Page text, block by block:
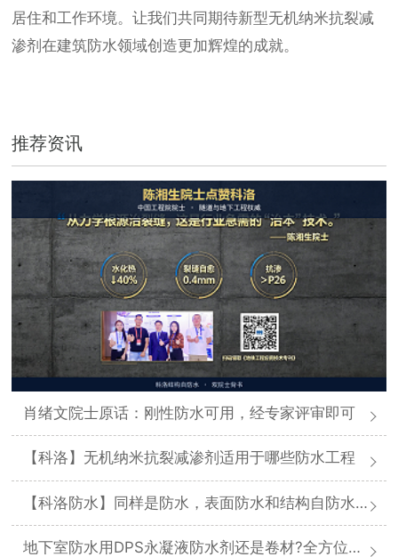
居住和工作环境。让我们共同期待新型无机纳米抗裂减
渗剂在建筑防水领域创造更加辉煌的成就。
推荐资讯
肖绪文院士原话：刚性防水可用，经专家评审即可
【科洛】无机纳米抗裂减渗剂适用于哪些防水工程
【科洛防水】同样是防水，表面防水和结构自防水差在哪
地下室防水用DPS永凝液防水剂还是卷材?全方位对比分析